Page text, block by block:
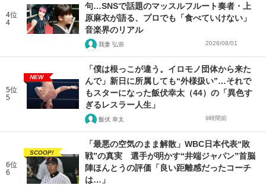
4位
4
句…SNSで話題のマッスルフルート奏者・上
原麻衣が語る、プロでも「食べていけない」
音楽界のリアル
我妻 弘崇 2026/08/01
5位
5
NEW
「僕は根っこが違う。イロモノ団体から来た
んで」新日に所属しても“外様扱い”…それで
もスターになった飯伏幸太（44）の「異色す
ぎるレスラー人生」
飯伏 幸太 9時間前
6位
6
SCOOP!
「最悪の空気のまま解散」WBC日本代表“敗
戦”の真実 選手が明かす“井端ジャパン”首脳
陣ほんとうの評価「良い距離感だったコーチ
は…」